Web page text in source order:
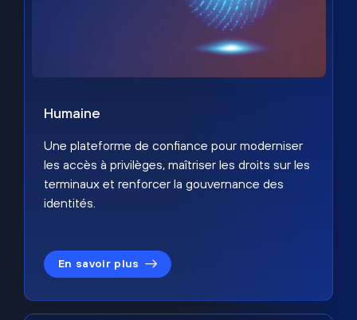
Humaine
Une plateforme de confiance pour moderniser
les accès à privilèges, maîtriser les droits sur les
terminaux et renforcer la gouvernance des
identités.
En savoir plus